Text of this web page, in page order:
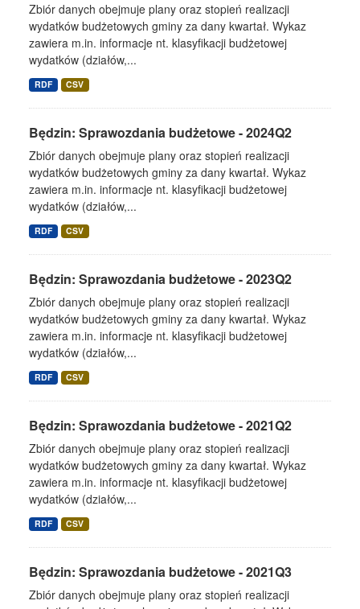
Zbiór danych obejmuje plany oraz stopień realizacji
wydatków budżetowych gminy za dany kwartał. Wykaz
zawiera m.in. informacje nt. klasyfikacji budżetowej
wydatków (działów,...
RDF CSV
Będzin: Sprawozdania budżetowe - 2024Q2
Zbiór danych obejmuje plany oraz stopień realizacji
wydatków budżetowych gminy za dany kwartał. Wykaz
zawiera m.in. informacje nt. klasyfikacji budżetowej
wydatków (działów,...
RDF CSV
Będzin: Sprawozdania budżetowe - 2023Q2
Zbiór danych obejmuje plany oraz stopień realizacji
wydatków budżetowych gminy za dany kwartał. Wykaz
zawiera m.in. informacje nt. klasyfikacji budżetowej
wydatków (działów,...
RDF CSV
Będzin: Sprawozdania budżetowe - 2021Q2
Zbiór danych obejmuje plany oraz stopień realizacji
wydatków budżetowych gminy za dany kwartał. Wykaz
zawiera m.in. informacje nt. klasyfikacji budżetowej
wydatków (działów,...
RDF CSV
Będzin: Sprawozdania budżetowe - 2021Q3
Zbiór danych obejmuje plany oraz stopień realizacji